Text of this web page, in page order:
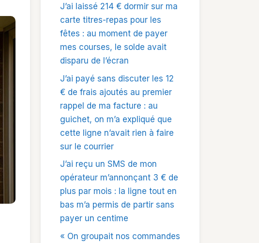
J’ai laissé 214 € dormir sur ma
carte titres-repas pour les
fêtes : au moment de payer
mes courses, le solde avait
disparu de l’écran
J’ai payé sans discuter les 12
€ de frais ajoutés au premier
rappel de ma facture : au
guichet, on m’a expliqué que
cette ligne n’avait rien à faire
sur le courrier
J’ai reçu un SMS de mon
opérateur m’annonçant 3 € de
plus par mois : la ligne tout en
bas m’a permis de partir sans
payer un centime
« On groupait nos commandes